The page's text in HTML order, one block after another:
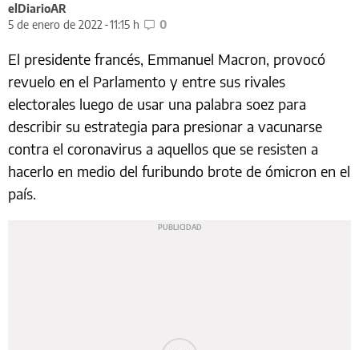
elDiarioAR
5 de enero de 2022
11:15 h 0
El presidente francés, Emmanuel Macron, provocó
revuelo en el Parlamento y entre sus rivales
electorales luego de usar una palabra soez para
describir su estrategia para presionar a vacunarse
contra el coronavirus a aquellos que se resisten a
hacerlo en medio del furibundo brote de ómicron en el
país.